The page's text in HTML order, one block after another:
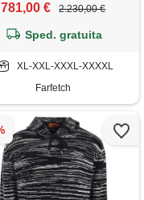
781,00 € 2.230,00 €
Sped. gratuita
XL-XXL-XXXL-XXXXL
Farfetch